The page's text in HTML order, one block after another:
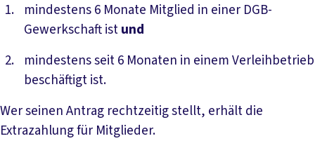
mindestens 6 Monate Mitglied in einer DGB-
Gewerkschaft istund
mindestens seit 6 Monaten in einem Verleihbetrieb
beschäftigt ist.
Wer seinen Antrag rechtzeitig stellt, erhält die
Extrazahlung für Mitglieder.